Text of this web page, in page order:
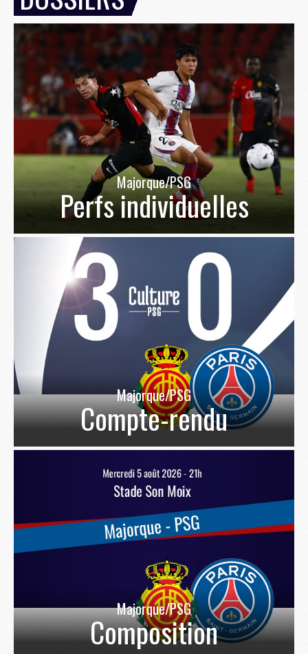
Majorque/PSG
Perfs individuelles
Majorque/PSG
Compte-rendu
Majorque/PSG
Composition